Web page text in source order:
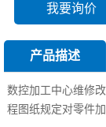
我要询价
产品描述
数控加工中心维修
程图纸规定对零件